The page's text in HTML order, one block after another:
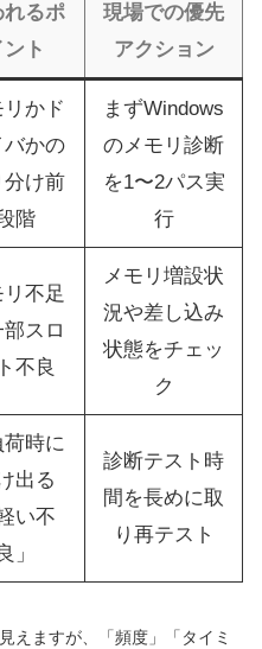
れるポ
ント
現場での優先
アクション
リかド
バかの
分け前
階
まずWindows
のメモリ診断
を1〜2パス実
行
リ不足
スロ
不良
メモリ増設状
況や差し込み
状態をチェッ
ク
時に
出る
い不
」
診断テスト時
間を長めに取
り再テスト
えますが、「頻度」「タイミ